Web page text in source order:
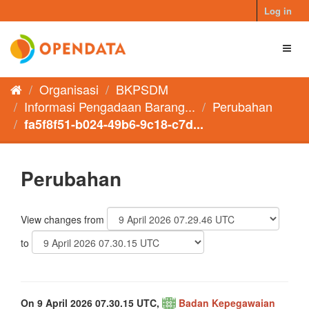
to
content
Log in
Organisasi
BKPSDM
Informasi Pengadaan Barang...
Perubahan
fa5f8f51-b024-49b6-9c18-c7d...
Perubahan
View changes from
to
On 9 April 2026 07.30.15 UTC,
Badan Kepegawaian